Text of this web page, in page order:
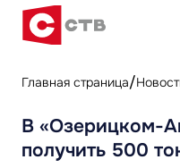
Главная страница
В «Озерицком-
получить 500